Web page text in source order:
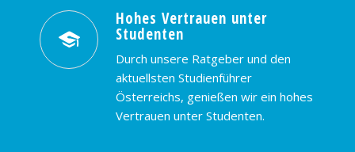
Hohes Vertrauen unter
Studenten
Durch unsere Ratgeber und den
aktuellsten Studienführer
Österreichs, genießen wir ein hohes
Vertrauen unter Studenten.